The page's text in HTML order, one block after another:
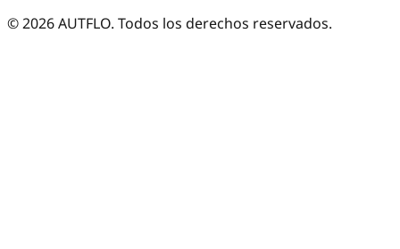
©2026AUTFLO. Todos los derechos reservados.